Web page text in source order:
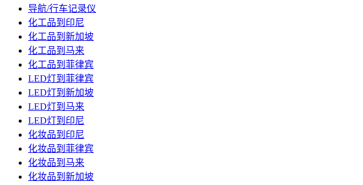
导航/行车记录仪
化工品到印尼
化工品到新加坡
化工品到马来
化工品到菲律宾
LED灯到菲律宾
LED灯到新加坡
LED灯到马来
LED灯到印尼
化妆品到印尼
化妆品到菲律宾
化妆品到马来
化妆品到新加坡